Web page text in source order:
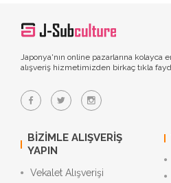
Japonya'nın online pazarlarına kolayca
alışveriş hizmetimizden birkaç tıkla
BIZIMLE ALIŞVERIŞ
YAPIN
Vekalet Alışverişi